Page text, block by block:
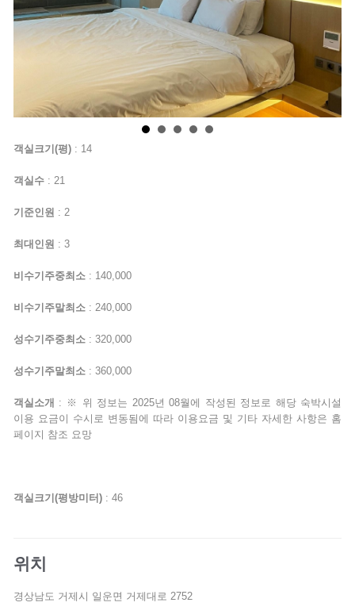
객실크기(평) : 14
객실수 : 21
기준인원 : 2
최대인원 : 3
비수기주중최소 : 140,000
비수기주말최소 : 240,000
성수기주중최소 : 320,000
성수기주말최소 : 360,000
객실소개
: ※ 위 정보는 2025년 08월에 작성된 정보로 해당 숙박시설
이용 요금이 수시로 변동됨에 따라 이용요금 및 기타 자세한 사항은 홈
페이지 참조 요망
객실크기(평방미터) : 46
위치
경상남도 거제시 일운면 거제대로 2752